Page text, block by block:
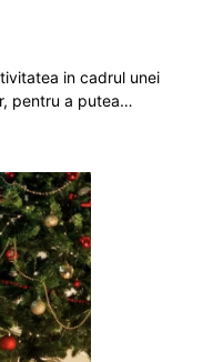
in cadrul unei
pentru a putea…